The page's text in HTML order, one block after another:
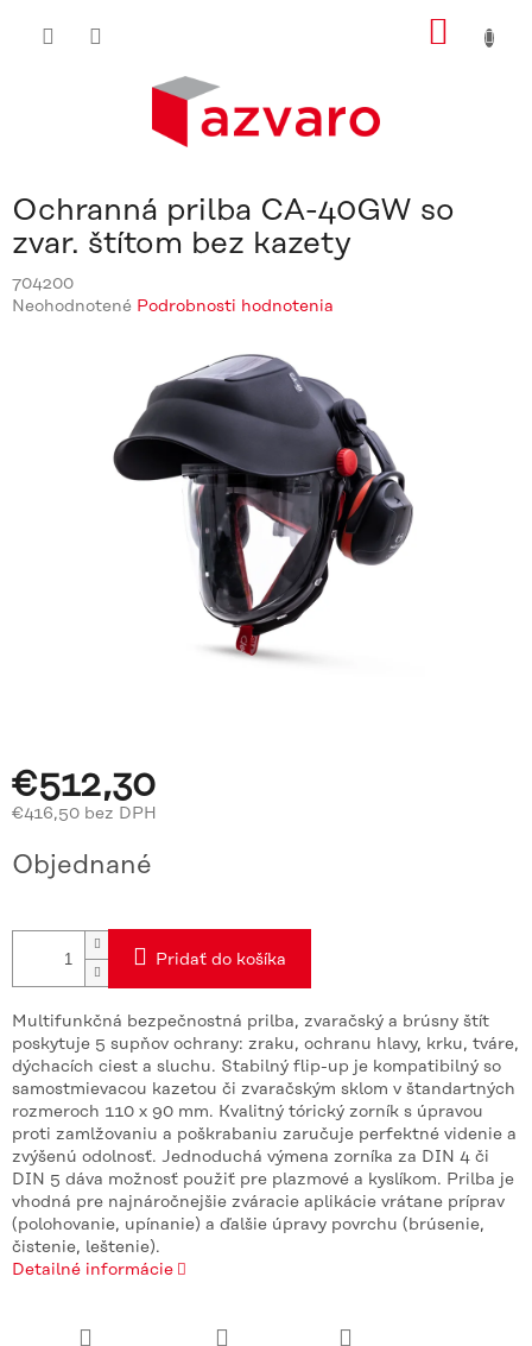
Ochranná prilba CA-40GW so
zvar. štítom bez kazety
704200
Priemerné
Neohodnotené Podrobnosti hodnotenia
€512,30
€416,50 bez DPH
cena:
Objednané
Pridať do košíka
Multifunkčná bezpečnostná prilba, zvaračský a brúsny štít
poskytuje 5 supňov ochrany: zraku, ochranu hlavy, krku, tváre,
dýchacích ciest a sluchu. Stabilný flip-up je kompatibilný so
samostmievacou kazetou či zvaračským sklom v štandartných
rozmeroch 110 x 90 mm. Kvalitný tórický zorník s úpravou
proti zamlžovaniu a poškrabaniu zaručuje perfektné videnie a
zvýšenú odolnosť. Jednoduchá výmena zorníka za DIN 4 či
DIN 5 dáva možnosť použiť pre plazmové a kyslíkom. Prilba je
vhodná pre najnáročnejšie zváracie aplikácie vrátane príprav
(polohovanie, upínanie) a ďalšie úpravy povrchu (brúsenie,
čistenie, leštenie).
Detailné informácie